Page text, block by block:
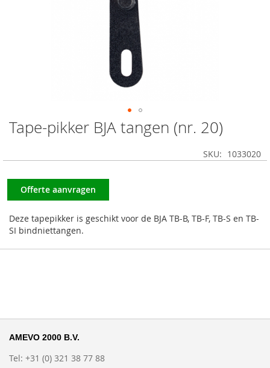
Ga
naar
begin
afbeeldingen-
Tape-pikker BJA tangen (nr. 20)
SKU 1033020
Offerte aanvragen
Deze tapepikker is geschikt voor de BJA TB-B, TB-F, TB-S en TB-
SI bindniettangen.
AMEVO 2000 B.V.
Tel: +31 (0) 321 38 77 88